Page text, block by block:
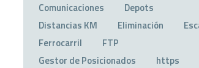
Comunicaciones
Depots
Distancias KM
Eliminación
Ferrocarril
FTP
Gestor de Posicionados
https